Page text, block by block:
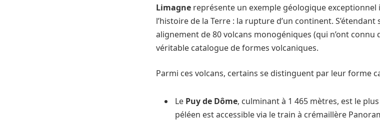
Limagne représente un exemple géologique
l’histoire de la Terre : la rupture d’un continent.
alignement de 80 volcans monogéniques (qui n’ont connu
véritable catalogue de formes volcaniques.
Parmi ces volcans, certains se distinguent par leur forme
Le Puy de Dôme, culminant à 1 465 mètres, est le
péléen est accessible via le train à crémaillère